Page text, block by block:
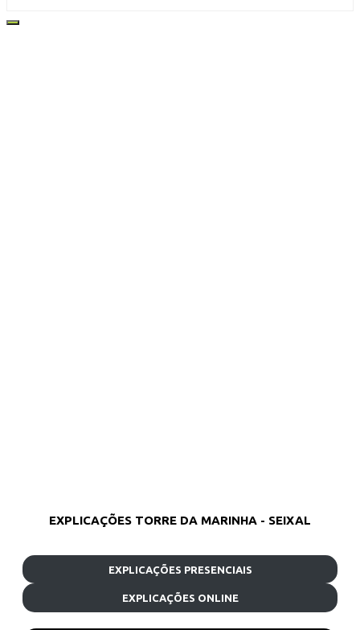
EXPLICAÇÕES TORRE DA MARINHA - SEIXAL
EXPLICAÇÕES PRESENCIAIS
EXPLICAÇÕES ONLINE